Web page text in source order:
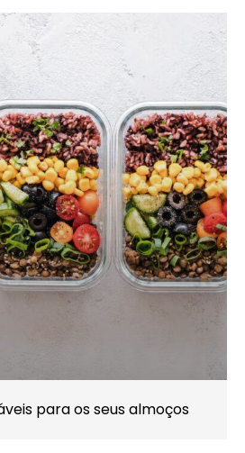
para os seus almoços